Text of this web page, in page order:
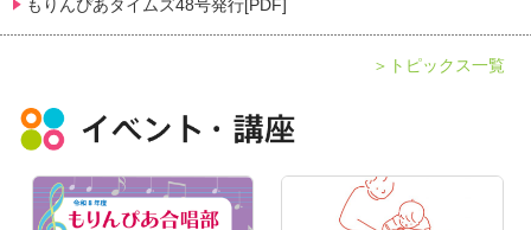
もりんぴあタイムズ48号発行[PDF]
＞トピックス一覧